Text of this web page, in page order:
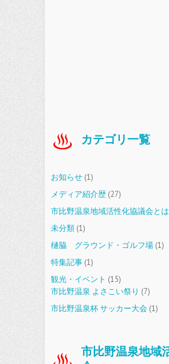
カテゴリ一覧
お知らせ (1)
メディア紹介歴 (27)
市比野温泉地域活性化協議会とは
未分類 (1)
樋脇 グラウンド・ゴルフ場 (1)
特集記事 (1)
観光・イベント (15)
市比野温泉 よさこい祭り (7)
市比野温泉杯 サッカー大会 (1)
市比野温泉地域